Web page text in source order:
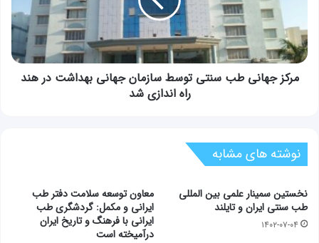
سازمان
جهانی
بهداشت
در
هندمرکز جهانی طب سنتی توسط سازمان جهانی بهداشت در هند
راه اندازی شد
نوشته های مشابه
نخستین سمینار علمی بین المللی
طب سنتی ایران و تایلند
۱۴۰۲-۰۷-۰۴
معاون توسعه سلامت دفتر طب
ایرانی و مکمل: گردشگری طب
ایرانی با فرهنگ و تاریخ ایران
درآمیخته است